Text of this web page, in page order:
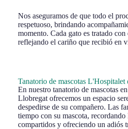
Nos aseguramos de que todo el
respetuoso, brindando
momento. Cada gato es tratado
reflejando el cariño que recibió en
Tanatorio de mascotas L'Hospitalet
En nuestro tanatorio de mascotas
Llobregat ofrecemos un espacio
despedirse de su compañero. Las
tiempo con su mascota, recordando
compartidos y ofreciendo un adiós